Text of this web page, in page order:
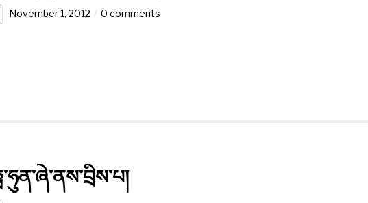
November 1, 2012 0 comments